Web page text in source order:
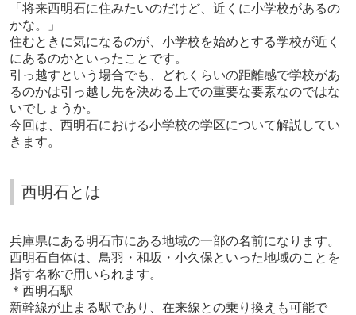
「将来西明石に住みたいのだけど、近くに小学校があるの
かな。」
住むときに気になるのが、小学校を始めとする学校が近く
にあるのかといったことです。
引っ越すという場合でも、どれくらいの距離感で学校があ
るのかは引っ越し先を決める上での重要な要素なのではな
いでしょうか。
今回は、西明石における小学校の学区について解説してい
きます。
西明石とは
兵庫県にある明石市にある地域の一部の名前になります。
西明石自体は、鳥羽・和坂・小久保といった地域のことを
指す名称で用いられます。
＊西明石駅
新幹線が止まる駅であり、在来線との乗り換えも可能で